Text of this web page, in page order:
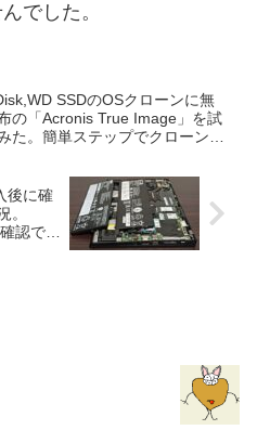
でした。
SSDのOSクローンに無
の「Acronis True Image」を試
た。簡単ステップでクローン完
後に確
。
認でき